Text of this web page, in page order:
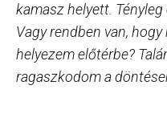
kamasz helyett.
Vagy rendben van,
helyezem előtérbe?
ragaszkodom a